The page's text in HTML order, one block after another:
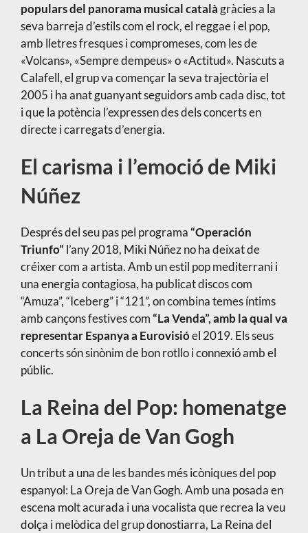
populars del panorama musical català gràcies a la
seva barreja d’estils com el rock, el reggae i el pop,
amb lletres fresques i compromeses, com les de
«Volcans», «Sempre dempeus» o «Actitud». Nascuts a
Calafell, el grup va començar la seva trajectòria el
2005 i ha anat guanyant seguidors amb cada disc, tot
i que la potència l’expressen des dels concerts en
directe i carregats d’energia.
El carisma i l’emoció de Miki
Núñez
Després del seu pas pel programa“Operación
Triunfo” l’any 2018, Miki Núñez no ha deixat de
créixer com a artista. Amb un estil pop mediterrani i
una energia contagiosa, ha publicat discos com
“Amuza”, “Iceberg” i “121”, on combina temes íntims
amb cançons festives com“La Venda”, amb la qual va
representar Espanya a Eurovisióel 2019. Els seus
concerts són sinònim de bon rotllo i connexió amb el
públic.
La Reina del Pop: homenatge
a La Oreja de Van Gogh
Un tribut a una de les bandes més icòniques del pop
espanyol: La Oreja de Van Gogh. Amb una posada en
escena molt acurada i una vocalista que recrea la veu
dolça i melòdica del grup donostiarra, La Reina del